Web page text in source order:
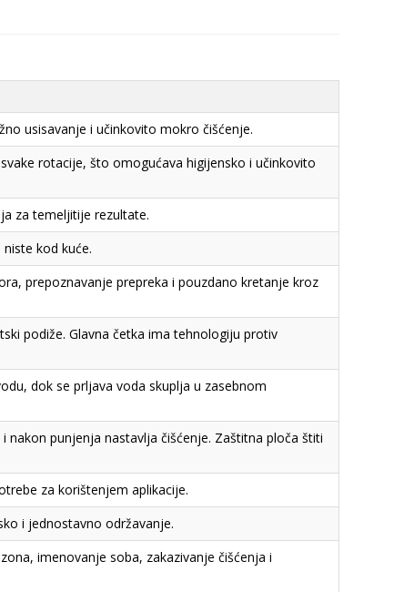
usisavanje i učinkovito mokro čišćenje.
rotacije, što omogućava higijensko i učinkovito
za temeljitije rezultate.
kod kuće.
prepoznavanje prepreka i pouzdano kretanje kroz
podiže. Glavna četka ima tehnologiju protiv
dok se prljava voda skuplja u zasebnom
punjenja nastavlja čišćenje. Zaštitna ploča štiti
za korištenjem aplikacije.
i jednostavno održavanje.
imenovanje soba, zakazivanje čišćenja i